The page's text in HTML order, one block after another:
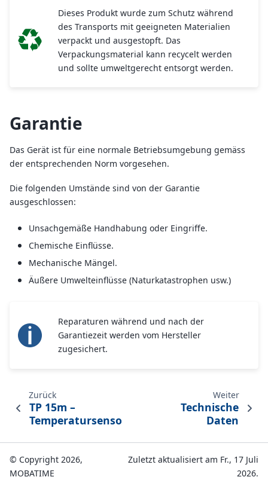
Dieses Produkt wurde zum Schutz während
des Transports mit geeigneten Materialien
verpackt und ausgestopft. Das
Verpackungsmaterial kann recycelt werden
und sollte umweltgerecht entsorgt werden.
Garantie
Das Gerät ist für eine normale Betriebsumgebung gemäss
der entsprechenden Norm vorgesehen.
Die folgenden Umstände sind von der Garantie
ausgeschlossen:
Unsachgemäße Handhabung oder Eingriffe.
Chemische Einflüsse.
Mechanische Mängel.
Äußere Umwelteinflüsse (Naturkatastrophen usw.)
Reparaturen während und nach der
Garantiezeit werden vom Hersteller
zugesichert.
Zurück
TP 15m –
Temperatursensor
Weiter
Technische
Daten
© Copyright 2026,
MOBATIME
Zuletzt aktualisiert am Fr., 17 Juli
2026.